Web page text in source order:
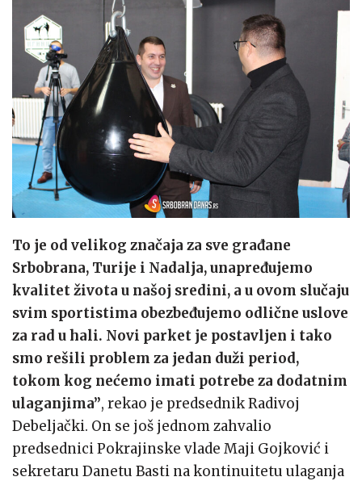
To je od velikog značaja za sve građane
Srbobrana, Turije i Nadalja, unapređujemo
kvalitet života u našoj sredini, a u ovom slučaju
svim sportistima obezbeđujemo odlične uslove
za rad u hali. Novi parket je postavljen i tako
smo rešili problem za jedan duži period,
tokom kog nećemo imati potrebe za dodatnim
ulaganjima”, rekao je predsednik Radivoj
Debeljački. On se još jednom zahvalio
predsednici Pokrajinske vlade Maji Gojković i
sekretaru Danetu Basti na kontinuitetu ulaganja